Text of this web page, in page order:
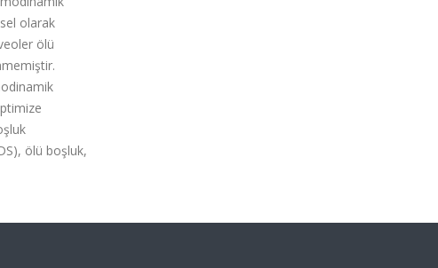
olarak
ölü
ölü boşluk,